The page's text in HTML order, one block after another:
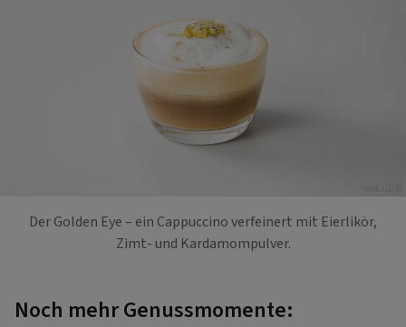
Foto: JURA
Der Golden Eye – ein Cappuccino verfeinert mit Eierlikör,
Zimt- und Kardamompulver.
Noch mehr Genussmomente: